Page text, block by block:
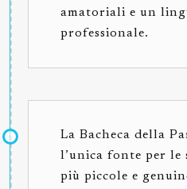
amatoriali e un
professionale.
La Bacheca della
l’unica fonte per le
più piccole e